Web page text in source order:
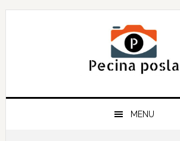
Skip
Skip
Skip
MENU